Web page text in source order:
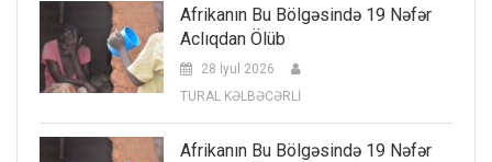
Afrikanın Bu Bölgəsində 19 Nəfər
Aclıqdan Ölüb
28 İyul 2026
TURAL KƏLBƏCƏRLİ
Afrikanın Bu Bölgəsində 19 Nəfər